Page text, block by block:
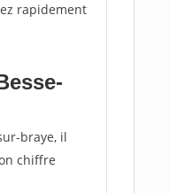
rapidement
braye, il
chiffre